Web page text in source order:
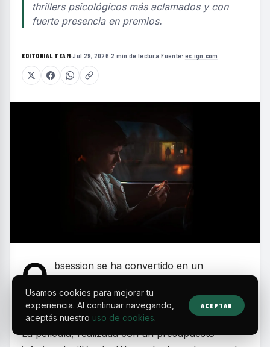
thrillers psicológicos más aclamados y con
fuerte presencia en premios.
EDITORIAL TEAM·Jul 29, 2026·2 min de lectura·Fuente: es.ign.com
O bsession se ha convertido en un
terror y thriller psicológico, marcando un hito
por su sorprendente éxito comercial y de crítica.
La película, realizada con un presupuesto
Usamos cookies para mejorar tu
experiencia. Al continuar navegando,
aceptás nuestro uso de cookies.
ACEPTAR